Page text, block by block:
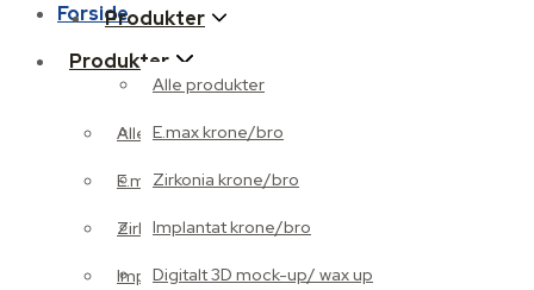
Produkter
Alle produkter
E.max krone/bro
Zirkonia krone/bro
Implantat krone/bro
Digitalt 3D mock-up/ wax up
Forside
Produkter
Alle produkter
E.max krone/bro
Zirkonia krone/bro
Implantat krone/bro